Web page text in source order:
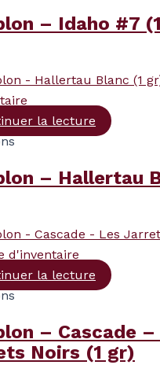
– Idaho #7
la lecture
– Hallertau
d'inventaire
la lecture
– Cascade –
Noirs (1 gr)